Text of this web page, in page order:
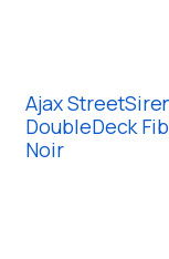
Ajax
DoubleDeck
Noir